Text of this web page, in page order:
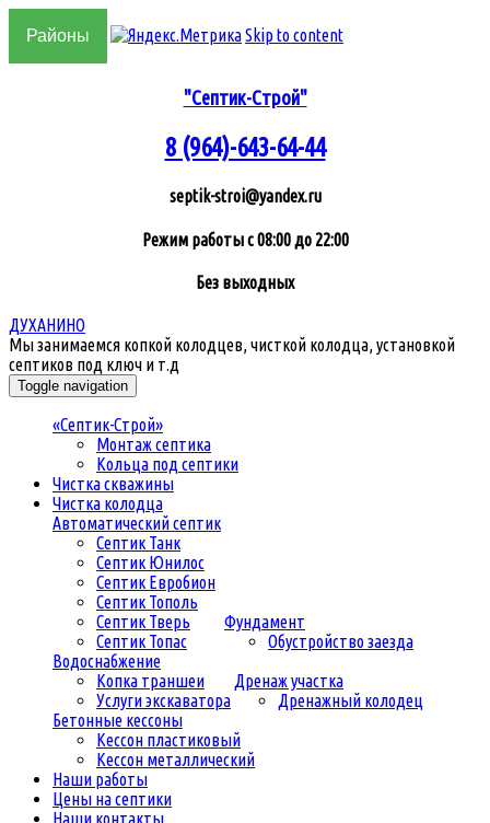
Районы Skip to content
"Септик-Строй"
8 (964)-643-64-44
septik-stroi@yandex.ru
Режим работы с 08:00 до 22:00
Без выходных
ДУХАНИНО
Мы занимаемся копкой колодцев, чисткой колодца, установкой
септиков под ключ и т.д
Toggle navigation
«Септик-Строй»
Монтаж септика
Кольца под септики
Чистка скважины
Чистка колодца
Автоматический септик
Септик Танк
Септик Юнилос
Септик Евробион
Септик Тополь
Септик Тверь
Септик Топас
Фундамент
Обустройство заезда
Водоснабжение
Копка траншеи
Услуги экскаватора
Дренаж участка
Дренажный колодец
Бетонные кессоны
Кессон пластиковый
Кессон металлический
Наши работы
Цены на септики
Наши контакты